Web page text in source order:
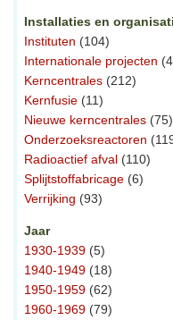
Installaties en
Instituten (104)
Internationale projecten
Kerncentrales (212)
Kernfusie (11)
Nieuwe kerncentrales (75)
Onderzoeksreactoren
Radioactief afval (110)
Splijtstoffabricage (6)
Verrijking (93)
Jaar
1930-1939 (5)
1940-1949 (18)
1950-1959 (62)
1960-1969 (79)